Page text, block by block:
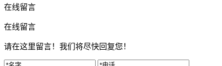
在线留言
在线留言
请在这里留言！我们将尽快回复您！